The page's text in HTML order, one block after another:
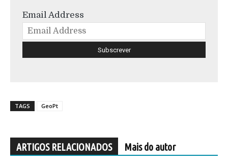
Email Address
TAGS GeoPt
ARTIGOS RELACIONADOS Mais do autor